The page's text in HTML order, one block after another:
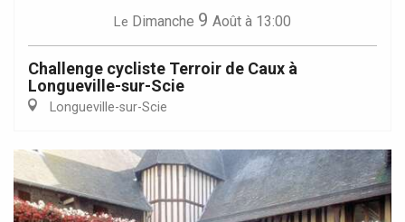
Le Dimanche 9 Août à 13:00
Challenge cycliste Terroir de Caux à
Longueville-sur-Scie
Longueville-sur-Scie